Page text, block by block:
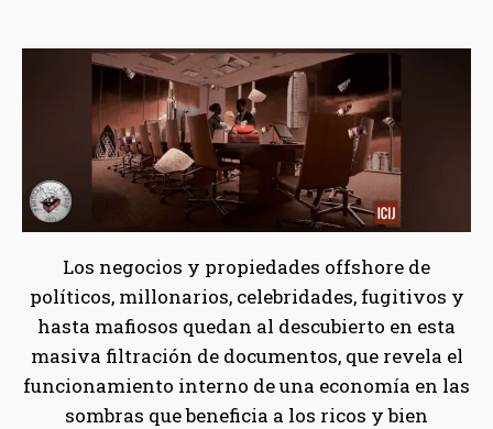
Los negocios y propiedades offshore de
políticos, millonarios, celebridades, fugitivos y
hasta mafiosos quedan al descubierto en esta
masiva filtración de documentos, que revela el
funcionamiento interno de una economía en las
sombras que beneficia a los ricos y bien